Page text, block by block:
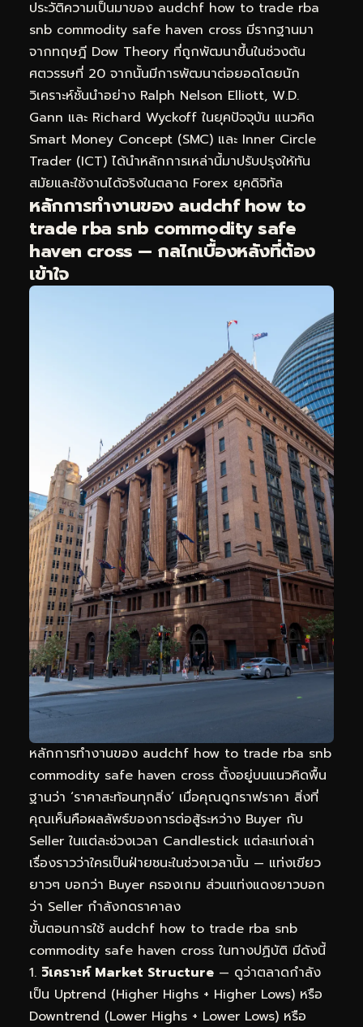
ประวัติความเป็นมาของ audchf how to trade rba
snb commodity safe haven cross มีรากฐานมา
จากทฤษฎี Dow Theory ที่ถูกพัฒนาขึ้นในช่วงต้น
ศตวรรษที่ 20 จากนั้นมีการพัฒนาต่อยอดโดยนัก
วิเคราะห์ชั้นนำอย่าง Ralph Nelson Elliott, W.D.
Gann และ Richard Wyckoff ในยุคปัจจุบัน แนวคิด
Smart Money Concept (SMC) และ Inner Circle
Trader (ICT) ได้นำหลักการเหล่านี้มาปรับปรุงให้ทัน
สมัยและใช้งานได้จริงในตลาด Forex ยุคดิจิทัล
หลักการทำงานของ audchf how to
trade rba snb commodity safe
haven cross — กลไกเบื้องหลังที่ต้อง
เข้าใจ
หลักการทำงานของ audchf how to trade rba snb
commodity safe haven cross ตั้งอยู่บนแนวคิดพื้น
ฐานว่า ‘ราคาสะท้อนทุกสิ่ง’ เมื่อคุณดูกราฟราคา สิ่งที่
คุณเห็นคือผลลัพธ์ของการต่อสู้ระหว่าง Buyer กับ
Seller ในแต่ละช่วงเวลา Candlestick แต่ละแท่งเล่า
เรื่องราวว่าใครเป็นฝ่ายชนะในช่วงเวลานั้น — แท่งเขียว
ยาวๆ บอกว่า Buyer ครองเกม ส่วนแท่งแดงยาวบอก
ว่า Seller กำลังกดราคาลง
ขั้นตอนการใช้ audchf how to trade rba snb
commodity safe haven cross ในทางปฏิบัติ มีดังนี้
วิเคราะห์ Market Structure — ดูว่าตลาดกำลัง
เป็น Uptrend (Higher Highs + Higher Lows) หรือ
Downtrend (Lower Highs + Lower Lows) หรือ